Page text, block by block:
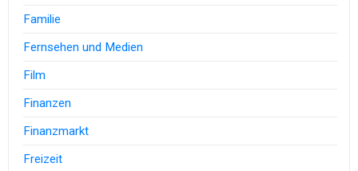
Familie
Fernsehen und Medien
Film
Finanzen
Finanzmarkt
Freizeit